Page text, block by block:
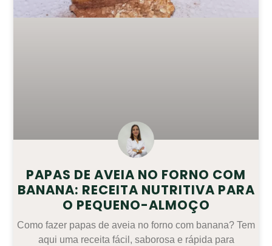
PAPAS DE AVEIA NO FORNO COM
BANANA: RECEITA NUTRITIVA PARA
O PEQUENO-ALMOÇO
Como fazer papas de aveia no forno com banana? Tem
aqui uma receita fácil, saborosa e rápida para